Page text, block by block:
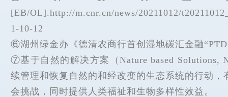
[EB/OL].http://m.cnr.cn/news/20211012/
1-10-12
⑥湖州绿金办《德清农商行首创湿地碳汇金融
⑦基于自然的解决方案（Nature based Solutions,
续管理和恢复自然的和经改变的生态系统的行动，
会挑战，同时提供人类福祉和生物多样性效益。